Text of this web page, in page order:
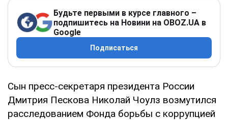
Будьте первыми в курсе главного –
подпишитесь на Новини на OBOZ.UA в
Google
Подписаться
Сын пресс-секретаря президента России
Дмитрия Пескова Николай Чоулз возмутился
расследованием Фонда борьбы с коррупцией